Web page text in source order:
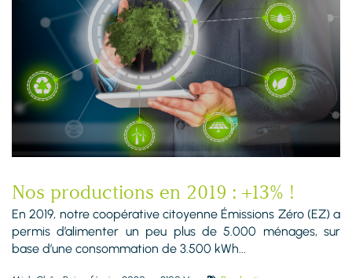
Nos productions en 2019 : +13% !
En 2019, notre coopérative citoyenne Émissions Zéro (EZ) a
permis d’alimenter un peu plus de 5.000 ménages, sur
base d’une consommation de 3.500 kWh...